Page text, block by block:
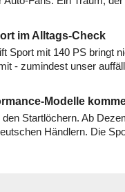
im Alltags-Check
Sport mit 140 PS bringt
- zumindest unser
Modelle
Startlöchern. Ab
Händlern. Die